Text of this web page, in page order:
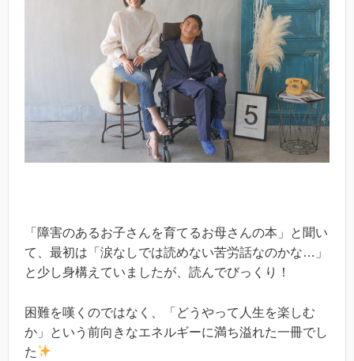
「障害のあるお子さんを育てるお母さんの本」と聞い
て、最初は「涙なしでは読めない苦労話なのかな…」
と少し身構えていましたが、読んでびっくり！
困難を嘆くのではなく、「どうやって人生を楽しむ
か」という前向きなエネルギーに満ち溢れた一冊でし
た